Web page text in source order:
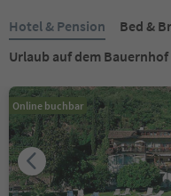
Hotel & Pension
Bed &
Urlaub auf dem Bauernhof
Online buchbar